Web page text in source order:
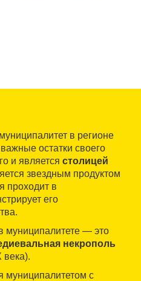
в регионе
остатки своего
и является столицей
звездным продуктом
проходит в
его
муниципалитете — это
некрополь
века).
муниципалитетом с